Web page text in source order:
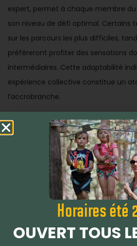
expert, permet à chaque membre
son niveau de défi optimal. Certains
sur les parcours les plus difficiles,
préféreront profiter des sensations
intermédiaires. Cette adaptabilité
expérience collective constitue un
l’accrobranche.
Les moments d’encouragement sont
précieux lors de cette activité. Voir
un atelier difficile puis le franchir
encouragements du groupe crée
émotionnels forts qui marquent
expériences partagées de
approfondissent significativement les
Horaires été
OUVERT TOUS